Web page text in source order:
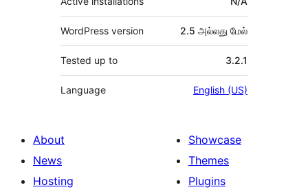
WordPress version 2.5 அல்லது மேல்
Tested up to 3.2.1
Language English (US)
About
News
Hosting
Showcase
Themes
Plugins